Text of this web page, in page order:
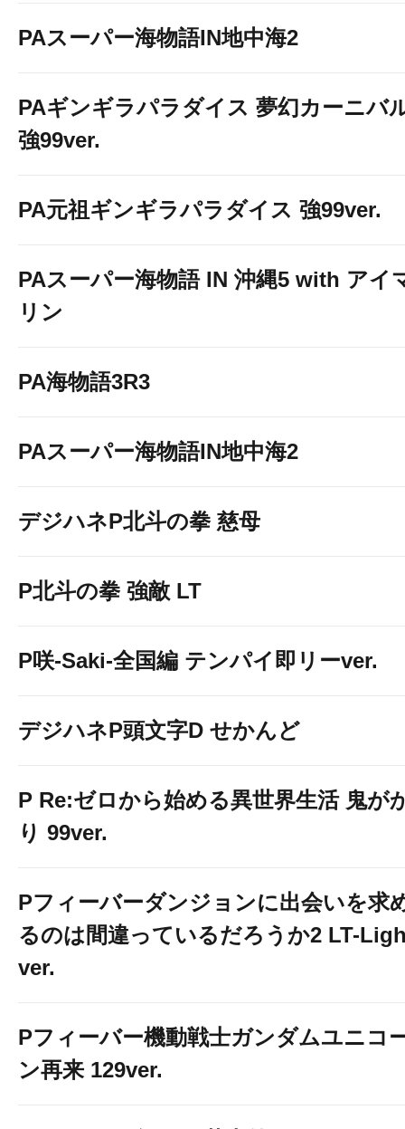
PAスーパー海物語IN地中海2
PAギンギラパラダイス 夢幻カーニバ
強99ver.
PA元祖ギンギラパラダイス 強99ver.
PAスーパー海物語 IN 沖縄5 with アイ
リン
PA海物語3R3
PAスーパー海物語IN地中海2
デジハネP北斗の拳 慈母
P北斗の拳 強敵 LT
P咲-Saki-全国編 テンパイ即リーver.
デジハネP頭文字D せかんど
P Re:ゼロから始める異世界生活 鬼が
り 99ver.
Pフィーバーダンジョンに出会いを求
るのは間違っているだろうか2 LT-
ver.
Pフィーバー機動戦士ガンダムユニコ
ン再来 129ver.